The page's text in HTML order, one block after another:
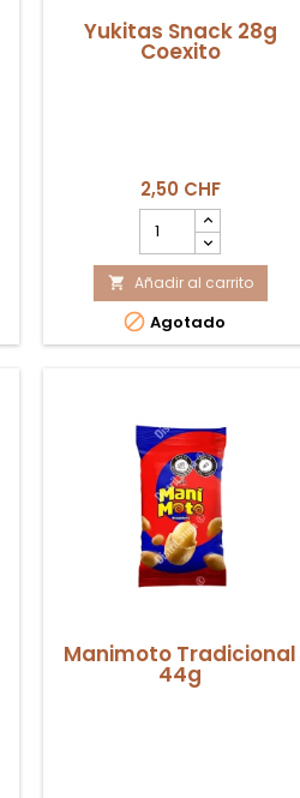
Yukitas Snack 28g
Coexito
2,50 CHF
cantidad
del
producto
Yukitas
Snack
28g
Coexito
 Añadir al carrito
 Agotado
Manimoto Tradicional
44g